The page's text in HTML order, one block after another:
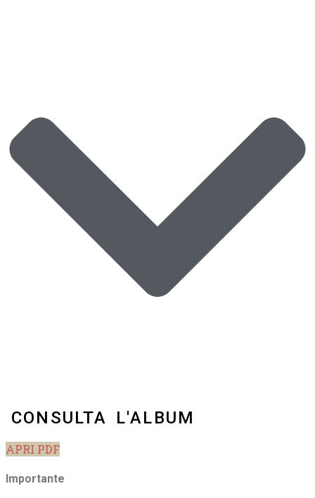
CONSULTA L'ALBUM
APRI PDF
Importante